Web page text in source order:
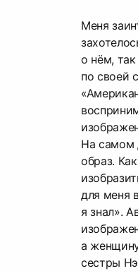
Меня
о нём,
по своей
На самом
образ.
для меня
я знал».
а
сестры